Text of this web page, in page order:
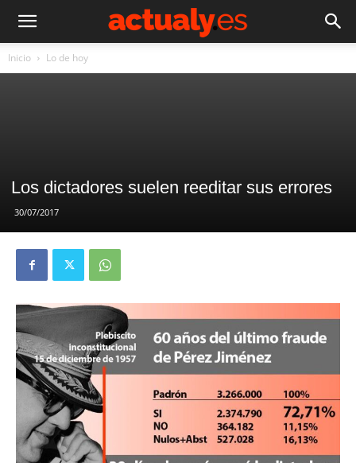
Inicio Lo de hoy
Los dictadores suelen reeditar sus errores
30/07/2017